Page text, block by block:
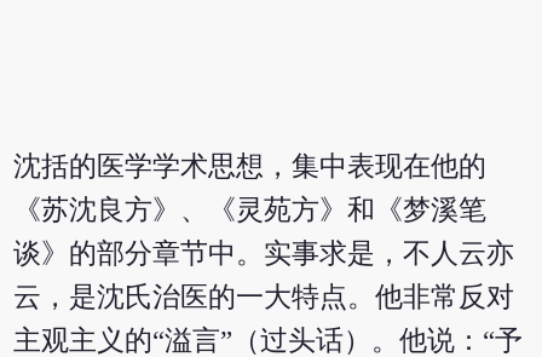
沈括的医学学术思想，集中表现在他的
《苏沈良方》、《灵苑方》和《梦溪笔
谈》的部分章节中。实事求是，不人云亦
云，是沈氏治医的一大特点。他非常反对
主观主义的“溢言”（过头话）。他说：“予